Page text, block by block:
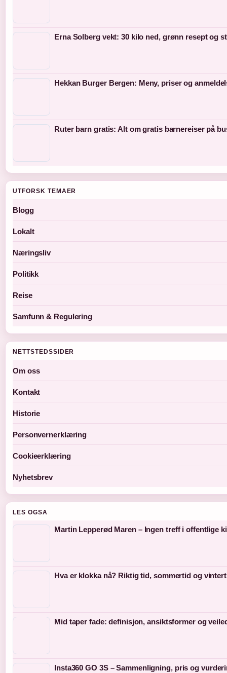
Erna Solberg vekt: 30 kilo ned, grønn resept og
Hekkan Burger Bergen: Meny, priser og
Ruter barn gratis: Alt om gratis barnereiser på
UTFORSK TEMAER
Blogg
Lokalt
Næringsliv
Politikk
Reise
Samfunn & Regulering
NETTSTEDSSIDER
Om oss
Kontakt
Historie
Personvernerklæring
Cookieerklæring
Nyhetsbrev
LES OGSA
Martin Lepperød Maren – Ingen treff i offentlige
Hva er klokka nå? Riktig tid, sommertid og
Mid taper fade: definisjon, ansiktsformer og
Insta360 GO 3S – Sammenligning, pris og